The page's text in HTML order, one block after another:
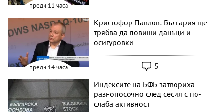
преди 11 часа
преди 14 часа
Кристофор Павлов: България ще
трябва да повиши данъци и
осигуровки
5
Индексите на БФБ затвориха
разнопосочно след сесия с по-
слаба активност